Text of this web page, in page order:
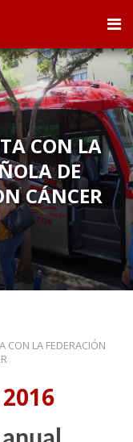
CON LA
DE
CÁNCER
CON LA FEDERACIÓN